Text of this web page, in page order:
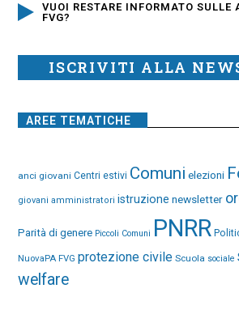
VUOI RESTARE INFORMATO
FVG?
ISCRIVITI ALLA
AREE TEMATICHE
anci giovani Centri estivi Comuni elezioni
giovani amministratori istruzione newsletter
Parità di genere Piccoli Comuni PNRR
NuovaPA FVG protezione civile Scuola sociale
welfare